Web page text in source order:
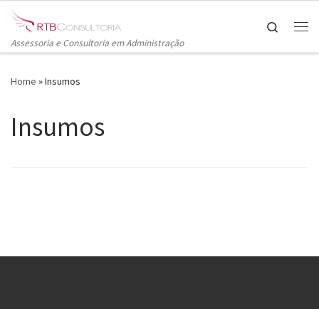
Skip to content
Assessoria e Consultoria em Administração
Search
Home »Insumos
Insumos